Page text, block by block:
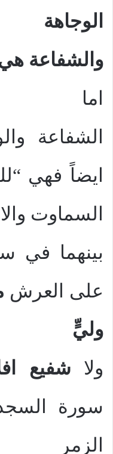
الوجاهة
والشفاعة
اما
الشفاعة
ايضاً فهي
السماوت
بينهما في
على العرش
وليٍّ
ولا شفيع
الزمر